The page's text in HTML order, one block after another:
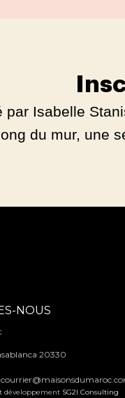
Isabelle
du mur, une
NOUS
20330
développement SG2I Consulting